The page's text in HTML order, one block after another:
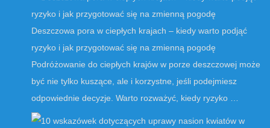
Deszczowa pora w ciepłych krajach – kiedy warto podjąć
ryzyko i jak przygotować się na zmienną pogodę
Podróżowanie do ciepłych krajów w porze deszczowej może
być nie tylko kuszące, ale i korzystne, jeśli podejmiesz
odpowiednie decyzje. Warto rozważyć, kiedy ryzyko …